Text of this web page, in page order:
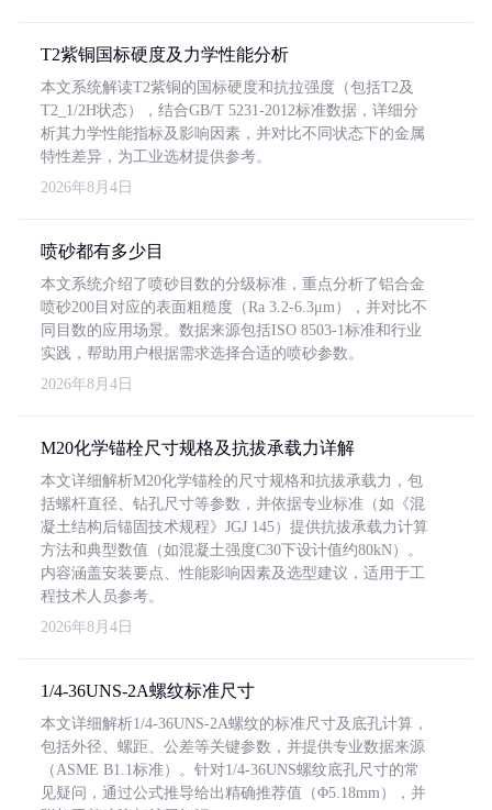
T2紫铜国标硬度及力学性能分析
本文系统解读T2紫铜的国标硬度和抗拉强度（包括T2及
T2_1/2H状态），结合GB/T 5231-2012标准数据，详细分
析其力学性能指标及影响因素，并对比不同状态下的金属
特性差异，为工业选材提供参考。
2026年8月4日
喷砂都有多少目
本文系统介绍了喷砂目数的分级标准，重点分析了铝合金
喷砂200目对应的表面粗糙度（Ra 3.2-6.3μm），并对比不
同目数的应用场景。数据来源包括ISO 8503-1标准和行业
实践，帮助用户根据需求选择合适的喷砂参数。
2026年8月4日
M20化学锚栓尺寸规格及抗拔承载力详解
本文详细解析M20化学锚栓的尺寸规格和抗拔承载力，包
括螺杆直径、钻孔尺寸等参数，并依据专业标准（如《混
凝土结构后锚固技术规程》JGJ 145）提供抗拔承载力计算
方法和典型数值（如混凝土强度C30下设计值约80kN）。
内容涵盖安装要点、性能影响因素及选型建议，适用于工
程技术人员参考。
2026年8月4日
1/4-36UNS-2A螺纹标准尺寸
本文详细解析1/4-36UNS-2A螺纹的标准尺寸及底孔计算，
包括外径、螺距、公差等关键参数，并提供专业数据来源
（ASME B1.1标准）。针对1/4-36UNS螺纹底孔尺寸的常
见疑问，通过公式推导给出精确推荐值（Φ5.18mm），并